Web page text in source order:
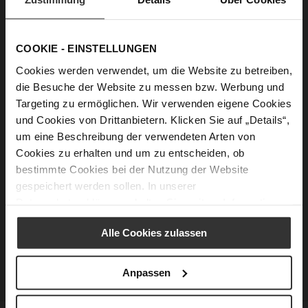
COOKIE - EINSTELLUNGEN
Cookies werden verwendet, um die Website zu betreiben,
die Besuche der Website zu messen bzw. Werbung und
Targeting zu ermöglichen. Wir verwenden eigene Cookies
und Cookies von Drittanbietern. Klicken Sie auf „Details“,
um eine Beschreibung der verwendeten Arten von
Cookies zu erhalten und um zu entscheiden, ob
bestimmte Cookies bei der Nutzung der Website
gespeichert werden sollen. In unserer
Alle Cookies zulassen
Anpassen
Anmelden
Passwort vergessen?
Neue Kunden
Ein Konto zu erstellen hat viele Vorteile: schneller zur Kasse
gehen, mehr als eine Adresse speichern, Bestellungen